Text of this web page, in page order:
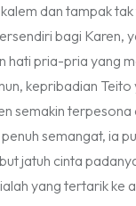
dan tampak
bagi Karen,
hati pria-pria yang
kepribadian Teito
semakin terpesona
semangat, ia
jatuh cinta
yang tertarik ke